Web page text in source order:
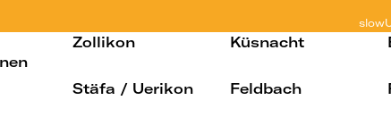
Zollikon Küsnacht
Stäfa / Uerikon Feldbach